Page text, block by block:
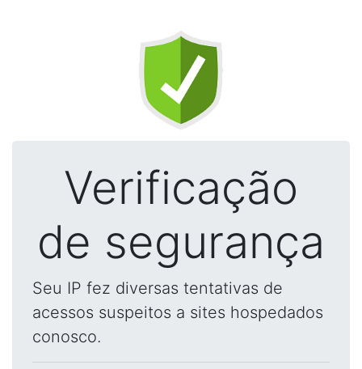
Verificação
de segurança
Seu IP fez diversas tentativas de
acessos suspeitos a sites hospedados
conosco.